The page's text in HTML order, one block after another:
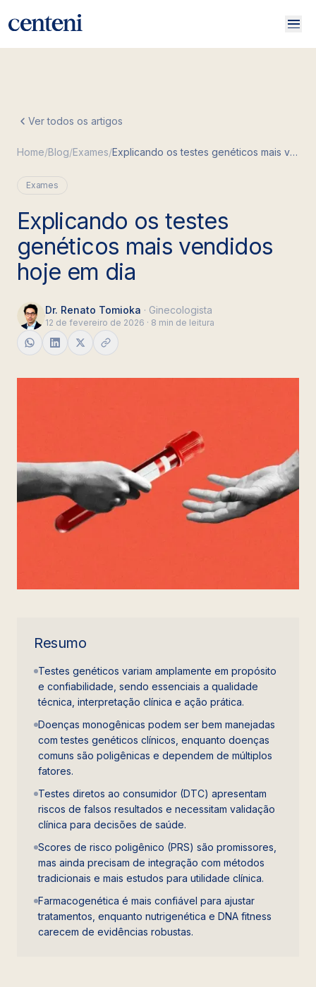
Início
Nossos especialistas
Presentear
Blog
Ver todos os artigos
Home/Blog/Exames/ Explicando os testes genéticos mais vendidos hoje em dia
Exames
Explicando os testes
genéticos mais vendidos
hoje em dia
Dr. Renato Tomioka · Ginecologista
12 de fevereiro de 2026 · 8 min de leitura
Resumo
Testes genéticos variam amplamente em propósito
e confiabilidade, sendo essenciais a qualidade
técnica, interpretação clínica e ação prática.
Doenças monogênicas podem ser bem manejadas
com testes genéticos clínicos, enquanto doenças
comuns são poligênicas e dependem de múltiplos
fatores.
Testes diretos ao consumidor (DTC) apresentam
riscos de falsos resultados e necessitam validação
clínica para decisões de saúde.
Scores de risco poligênico (PRS) são promissores,
mas ainda precisam de integração com métodos
tradicionais e mais estudos para utilidade clínica.
Farmacogenética é mais confiável para ajustar
tratamentos, enquanto nutrigenética e DNA fitness
carecem de evidências robustas.